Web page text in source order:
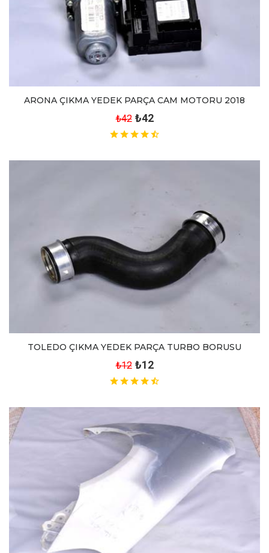
ARONA ÇIKMA YEDEK PARÇA CAM MOTORU 2018
₺42 ₺42
TOLEDO ÇIKMA YEDEK PARÇA TURBO BORUSU
₺12 ₺12